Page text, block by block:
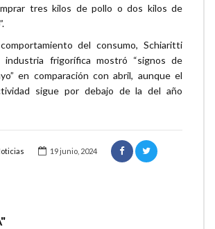
19 junio, 2024
tres kilos de pollo o dos kilos de
del consumo, Schiaritti
industria frigorífica mostró “signos de
en comparación con abril, aunque el
sigue por debajo de la del año